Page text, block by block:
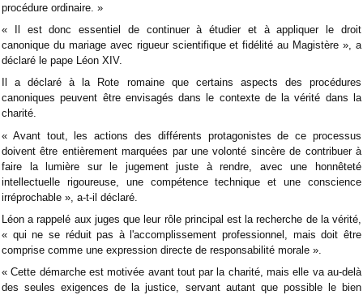
procédure ordinaire. »
« Il est donc essentiel de continuer à étudier et à appliquer le droit
canonique du mariage avec rigueur scientifique et fidélité au Magistère », a
déclaré le pape Léon XIV.
Il a déclaré à la Rote romaine que certains aspects des procédures
canoniques peuvent être envisagés dans le contexte de la vérité dans la
charité.
« Avant tout, les actions des différents protagonistes de ce processus
doivent être entièrement marquées par une volonté sincère de contribuer à
faire la lumière sur le jugement juste à rendre, avec une honnêteté
intellectuelle rigoureuse, une compétence technique et une conscience
irréprochable », a-t-il déclaré.
Léon a rappelé aux juges que leur rôle principal est la recherche de la vérité,
« qui ne se réduit pas à l'accomplissement professionnel, mais doit être
comprise comme une expression directe de responsabilité morale ».
« Cette démarche est motivée avant tout par la charité, mais elle va au-delà
des seules exigences de la justice, servant autant que possible le bien